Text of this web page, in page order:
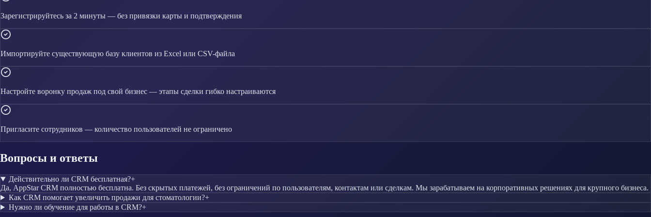
Зарегистрируйтесь за 2 минуты — без привязки карты и подтверждения
Импортируйте существующую базу клиентов из Excel или CSV-файла
Настройте воронку продаж под свой бизнес — этапы сделки гибко настраиваются
Пригласите сотрудников — количество пользователей не ограничено
Вопросы и ответы
Действительно ли CRM бесплатная?+
Да, AppStar CRM полностью бесплатна. Без скрытых платежей, без ограничений по пользователям, контактам или сделкам. Мы зарабатываем на корпоративных решениях для крупного бизнеса.
Как CRM помогает увеличить продажи для стоматологии?+
Нужно ли обучение для работы в CRM?+